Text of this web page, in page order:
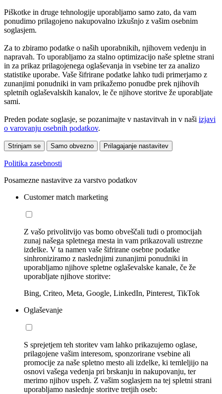
Piškotke in druge tehnologije uporabljamo samo zato, da vam
ponudimo prilagojeno nakupovalno izkušnjo z vašim osebnim
soglasjem.
Za to zbiramo podatke o naših uporabnikih, njihovem vedenju in
napravah. To uporabljamo za stalno optimizacijo naše spletne strani
in za prikaz prilagojenega oglaševanja in vsebine ter za analizo
statistike uporabe. Vaše šifrirane podatke lahko tudi primerjamo z
zunanjimi ponudniki in vam prikažemo ponudbe prek njihovih
spletnih oglaševalskih kanalov, le če njihove storitve že uporabljate
sami.
Preden podate soglasje, se pozanimajte v nastavitvah in v naši izjavi
o varovanju osebnih podatkov.
Strinjam se Samo obvezno Prilagajanje nastavitev
Politika zasebnosti
Posamezne nastavitve za varstvo podatkov
Customer match marketing
Z vašo privolitvijo vas bomo obveščali tudi o promocijah
zunaj našega spletnega mesta in vam prikazovali ustrezne
izdelke. V ta namen vaše šifrirane osebne podatke
sinhroniziramo z naslednjimi zunanjimi ponudniki in
uporabljamo njihove spletne oglaševalske kanale, če že
uporabljate njihove storitve:
Bing, Criteo, Meta, Google, LinkedIn, Pinterest, TikTok
Oglaševanje
S sprejetjem teh storitev vam lahko prikazujemo oglase,
prilagojene vašim interesom, sponzorirane vsebine ali
promocije za naše spletno mesto ali izdelke, ki temleljijo na
osnovi vašega vedenja pri brskanju in nakupovanju, ter
merimo njihov uspeh. Z vašim soglasjem na tej spletni strani
uporabljamo naslednje storitve tretjih oseb: